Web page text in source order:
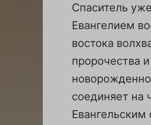
Спаситель
Евангелием
востока
пророчества
соединяет на